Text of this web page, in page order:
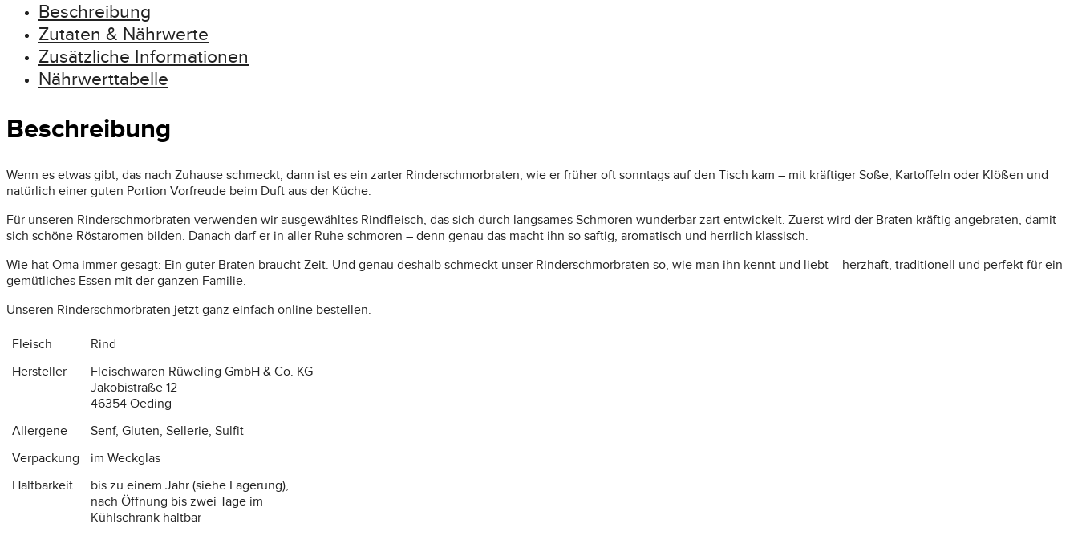
Beschreibung
Zutaten & Nährwerte
Zusätzliche Informationen
Nährwerttabelle
Beschreibung
Wenn es etwas gibt, das nach Zuhause schmeckt, dann ist es ein zarter Rinderschmorbraten, wie er früher oft sonntags auf den Tisch kam – mit kräftiger Soße, Kartoffeln oder Klößen und
natürlich einer guten Portion Vorfreude beim Duft aus der Küche.
Für unseren Rinderschmorbraten verwenden wir ausgewähltes Rindfleisch, das sich durch langsames Schmoren wunderbar zart entwickelt. Zuerst wird der Braten kräftig angebraten, damit
sich schöne Röstaromen bilden. Danach darf er in aller Ruhe schmoren – denn genau das macht ihn so saftig, aromatisch und herrlich klassisch.
Wie hat Oma immer gesagt: Ein guter Braten braucht Zeit. Und genau deshalb schmeckt unser Rinderschmorbraten so, wie man ihn kennt und liebt – herzhaft, traditionell und perfekt für ein
gemütliches Essen mit der ganzen Familie.
Unseren Rinderschmorbraten jetzt ganz einfach online bestellen.
Fleisch
Rind
Hersteller
Fleischwaren Rüweling GmbH & Co. KG
Jakobistraße 12
46354 Oeding
Allergene
Senf, Gluten, Sellerie, Sulfit
Verpackung
im Weckglas
Haltbarkeit
bis zu einem Jahr (siehe Lagerung),
nach Öffnung bis zwei Tage im
Kühlschrank haltbar